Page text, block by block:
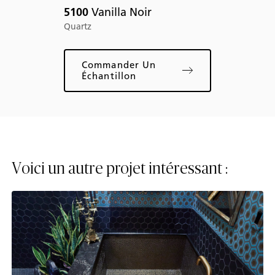
5100 Vanilla Noir
Quartz
Commander Un
Échantillon
Voici un autre projet intéressant :